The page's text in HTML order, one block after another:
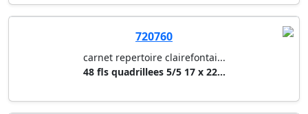
720760
carnet repertoire clairefontai...
48 fls quadrillees 5/5 17 x 22...